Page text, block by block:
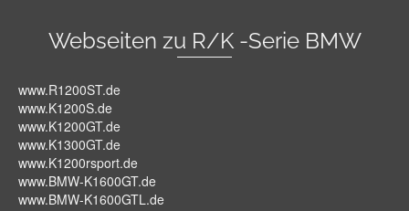
Webseiten zu R/K -Serie BMW
www.R1200ST.de
www.K1200S.de
www.K1200GT.de
www.K1300GT.de
www.K1200rsport.de
www.BMW-K1600GT.de
www.BMW-K1600GTL.de